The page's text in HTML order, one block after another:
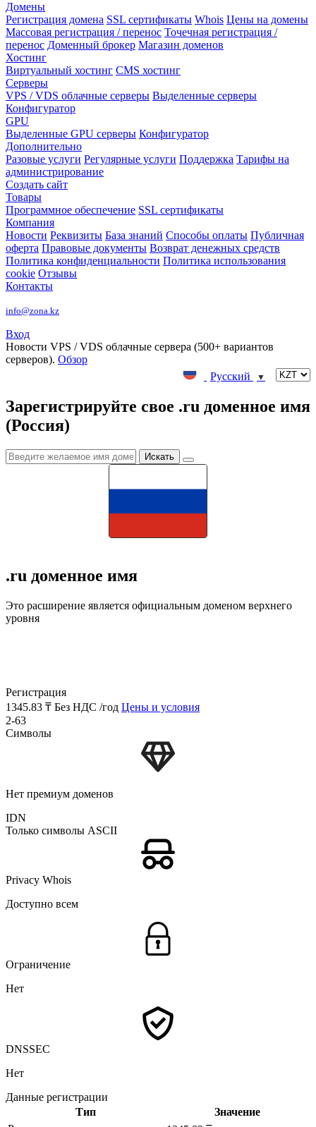
Домены
Регистрация домена SSL сертификаты Whois Цены на домены
Массовая регистрация / перенос Точечная регистрация /
перенос Доменный брокер Магазин доменов
Хостинг
Виртуальный хостинг CMS хостинг
Серверы
VPS / VDS облачные серверы Выделенные серверы
Конфигуратор
GPU
Выделенные GPU серверы Конфигуратор
Дополнительно
Разовые услуги Регулярные услуги Поддержка Тарифы на
администрирование
Создать сайт
Товары
Программное обеспечение SSL сертификаты
Компания
Новости Реквизиты База знаний Способы оплаты Публичная
оферта Правовые документы Возврат денежных средств
Политика конфиденциальности Политика использования
cookie Отзывы
Контакты
info@zona.kz
Вход
Новости VPS / VDS облачные сервера (500+ вариантов
серверов). Обзор
Русский
▼
Зарегистрируйте свое .ru доменное имя
(Россия)
.ru доменное имя
Это расширение является официальным доменом верхнего
уровня
Регистрация
1345.83 ₸ Без НДС /год Цены и условия
2-63
Символы
Нет премиум доменов
IDN
Только символы ASCII
Privacy Whois
Доступно всем
Ограничение
Нет
DNSSEC
Нет
Данные регистрации
Тип
Значение